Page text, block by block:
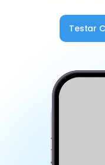
Testar